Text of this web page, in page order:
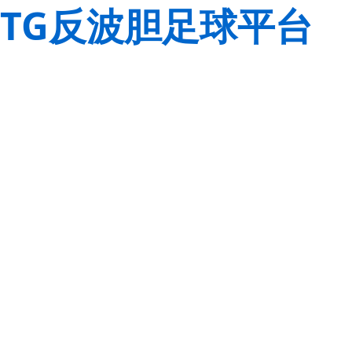
TG反波胆足球平台